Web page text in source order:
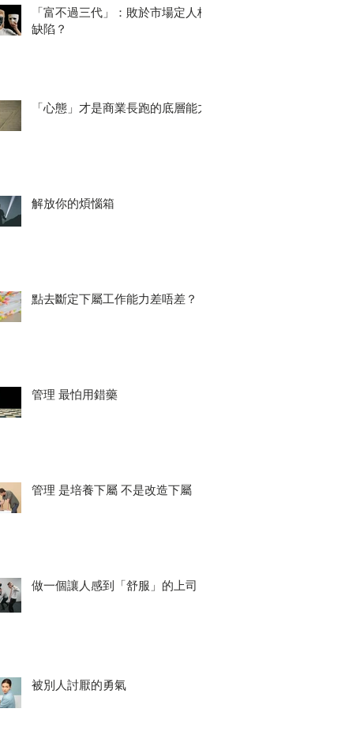
「富不過三代」：敗於市場定人格
缺陷？
「心態」才是商業長跑的底層能力
解放你的煩惱箱
點去斷定下屬工作能力差唔差？
管理 最怕用錯藥
管理 是培養下屬 不是改造下屬
做一個讓人感到「舒服」的上司
被別人討厭的勇氣